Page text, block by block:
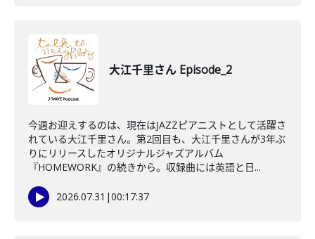
大江千里さん Episode_2
今週お迎えするのは、現在はJAZZピアニストとして活躍さ
れている大江千里さん。第2回目も、大江千里さんが3年ぶ
りにリリースしたオリジナルジャズアルバム
『HOMEWORK』の続きから。収録曲には英語と日...
2026.07.31 |00:17:37